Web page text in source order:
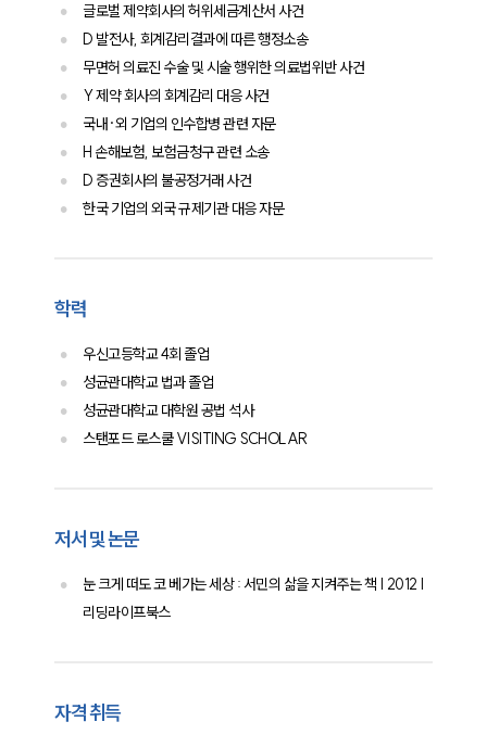
글로벌 제약회사의 허위세금계산서 사건
D 발전사, 회계감리결과에 따른 행정소송
무면허 의료진 수술 및 시술 행위한 의료법위반 사건
Y 제약 회사의 회계감리 대응 사건
국내·외 기업의 인수합병 관련 자문
H 손해보험, 보험금청구 관련 소송
D 증권회사의 불공정거래 사건
한국 기업의 외국 규제기관 대응 자문
학력
우신고등학교 4회 졸업
성균관대학교 법과 졸업
성균관대학교 대학원 공법 석사
스탠포드 로스쿨 VISITING SCHOLAR
저서 및 논문
눈 크게 떠도 코 베가는 세상 : 서민의 삶을 지켜주는 책 | 2012 |
리딩라이프북스
자격 취득